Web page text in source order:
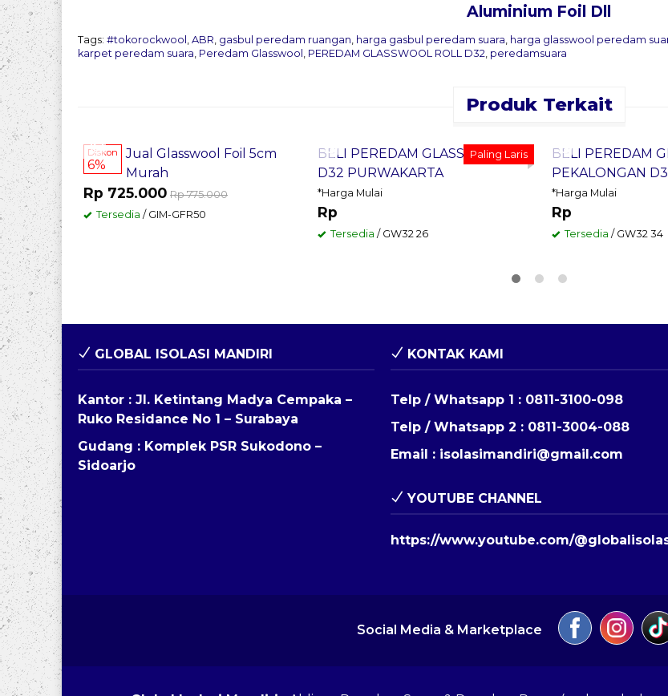
Aluminium Foil Dll
Tags: #tokorockwool , ABR, gasbul peredam ruangan, harga gasbul peredam suara, harga glasswool peredam
karpet peredam suara, Peredam Glasswool , PEREDAM GLASSWOOL ROLL D32, peredamsuara
Produk Terkait
Diskon
6%
Jual Glasswool Foil 5cm
Murah
Rp 725.000 Rp 775.000
Tersedia / GIM-GFR50
Paling Laris
BELI PEREDAM GLASSWOOL
D32 PURWAKARTA
*Harga Mulai
Rp
Tersedia / GW32 26
BELI PEREDAM
PEKALONGAN
*Harga Mulai
Rp
Tersedia / GW32 34
GLOBAL ISOLASI MANDIRI
Kantor : Jl. Ketintang Madya Cempaka –
Ruko Residance No 1 – Surabaya
Gudang : Komplek PSR Sukodono –
Sidoarjo
KONTAK KAMI
Telp / Whatsapp 1 : 0811-3100-098
Telp / Whatsapp 2 : 0811-3004-088
Email : isolasimandiri@gmail.com
YOUTUBE CHANNEL
https://www.youtube.com/
Social Media & Marketplace